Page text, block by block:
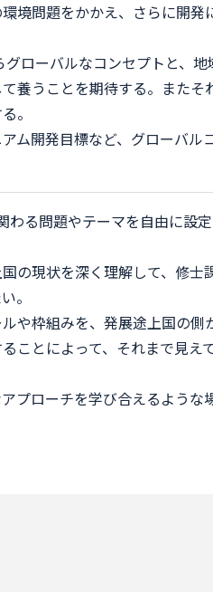
境問題をかかえ、さらに開発
ローバルなコンセプトと、
養うことを期待する。またそ
。
ム開発目標など、グローバル
る問題やテーマを自由に設
の現状を深く理解して、修士
。
や枠組みを、発展途上国の側
ことによって、それまで見え
プローチを学び合えるような